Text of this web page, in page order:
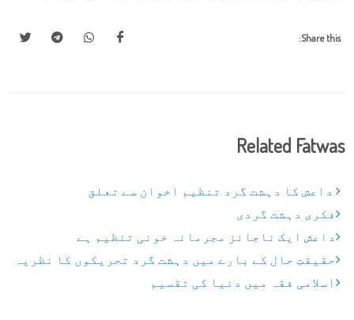
Share this:
Related Fatwas
داعش کا دہشت گرد تنظیم اخوان سے تعلق
فکری دہشت گردی
داعش ایک ناجائز مجرمانہ خونی تنظیم ہے
حقیقتِ حال کے بارے میں دہشت گرد تحریکوں کا نظریہ
اسلامی فقہ میں دنیا کی تقسیم